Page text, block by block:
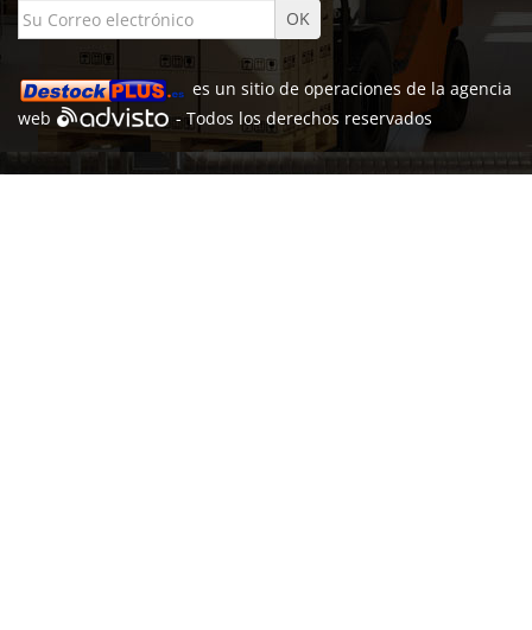
es un sitio de operaciones de la agencia
web
- Todos los derechos reservados